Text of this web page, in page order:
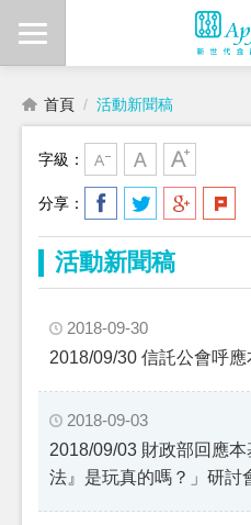
首頁 活動新聞稿
字級：
分享：
活動新聞稿
2018-09-30
2018/09/30 信託公會呼
2018-09-03
2018/09/03 財政部回應
法』是玩真的嗎？」研討